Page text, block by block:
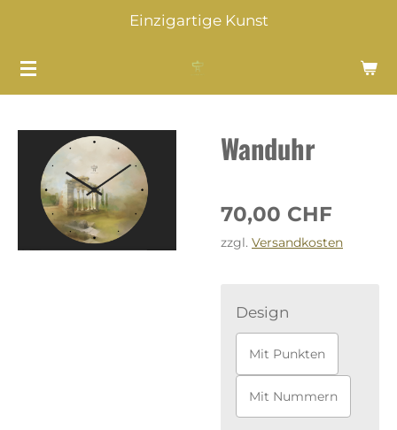
springen
Einzigartige Kunst
Wanduhr
70,00 CHF
zzgl. Versandkosten
Design
Mit Punkten
Mit Nummern